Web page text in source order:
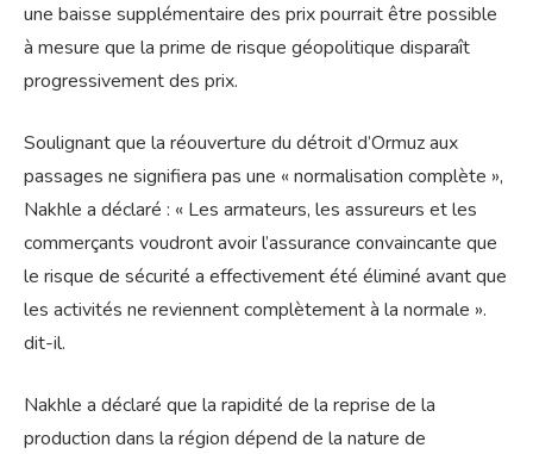
une baisse supplémentaire des prix pourrait être possible
à mesure que la prime de risque géopolitique disparaît
progressivement des prix.
Soulignant que la réouverture du détroit d’Ormuz aux
passages ne signifiera pas une « normalisation complète »,
Nakhle a déclaré : « Les armateurs, les assureurs et les
commerçants voudront avoir l’assurance convaincante que
le risque de sécurité a effectivement été éliminé avant que
les activités ne reviennent complètement à la normale ».
dit-il.
Nakhle a déclaré que la rapidité de la reprise de la
production dans la région dépend de la nature de